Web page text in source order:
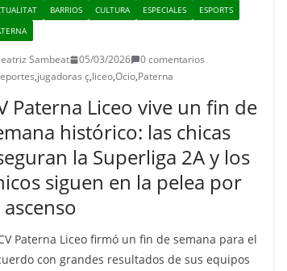
BARRIOS CULTURA ESPECIALES
ESPORTS
Sambeat 05/03/2026
0 comentarios
,jugadoras ç,liceo,Ocio,Paterna
Paterna Liceo vive un fin de
histórico: las chicas
la Superliga 2A y los
siguen en la pelea por
ascenso
Paterna Liceo firmó un fin de semana para el
con grandes resultados de sus equipos